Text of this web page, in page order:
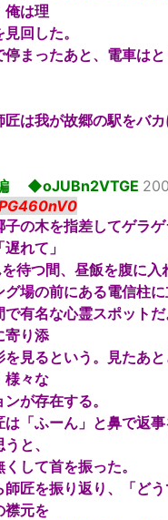
俺は理
回した。
停まったあと、電車は
は我が故郷の駅をバカ
◆oJUBn2VTGE
子の木を指差してゲラ
れて」
待つ間、昼飯を腹に入
場の前にある電信柱に
で有名な心霊スポット
寄り添
を見るという。見たあ
様々な
が存在する。
は「ふーん」と鼻で返
と、
して首を振った。
匠を振り返り、「どう
襟元を